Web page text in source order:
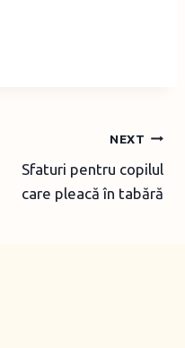
NEXT
Sfaturi pentru copilul
care pleacă în tabără